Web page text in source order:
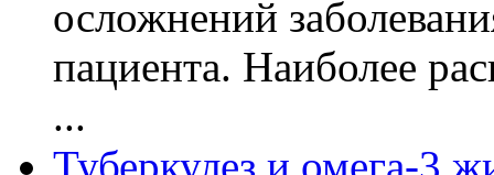
осложнений
пациента. Наиболее
...